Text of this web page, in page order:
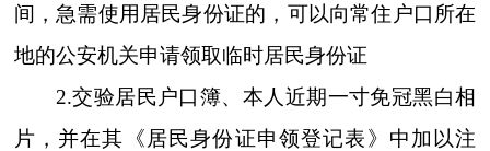
间，急需使用居民身份证的，可以向常住户口所在
地的公安机关申请领取临时居民身份证
2.交验居民户口簿、本人近期一寸免冠黑白相
片，并在其《居民身份证申领登记表》中加以注